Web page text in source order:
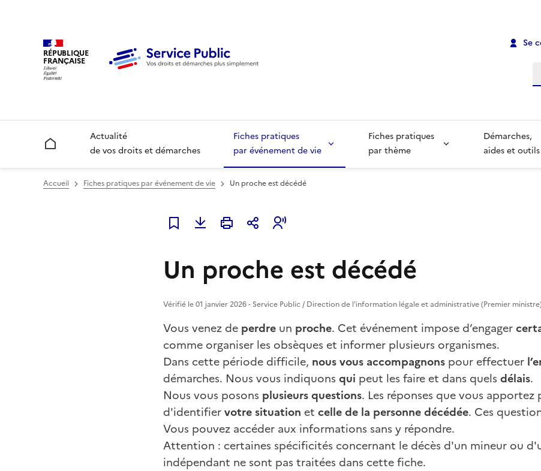
RÉPUBLIQUE
FRANÇAISE
Se
Accueil
Actualité
de vos droits et démarches
Fiches pratiques
par événement de vie
Fiches pratiques
par thème
Démarches,
aides et outils
Accueil Fiches pratiques par événement de vie Un proche est décédé
Ajouter à mes favoris
Un proche est décédé
Vérifié le 01 janvier 2026 - Service Public / Direction de l'information légale et administrative (Premier
Vous venez de perdre un proche. Cet événement impose d’engager
comme organiser les obsèques et informer plusieurs organismes.
Dans cette période difficile, nous vous accompagnons pour effectuer
démarches. Nous vous indiquons qui peut les faire et dans quels délais.
Nous vous posons plusieurs questions. Les réponses que vous
d'identifiervotre situation et celle de la personne décédée. Ces
Vous pouvez accéder aux informations sans y répondre.
Attention : certaines spécificités concernant le décès d'un mineur ou
indépendant ne sont pas traitées dans cette fiche.